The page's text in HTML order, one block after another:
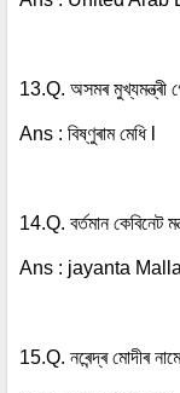
13.Q. অসমৰ মুখ্যমন্ত্ৰী
Ans : বিষ্ণুৰাম মেধি l
14.Q. বৰ্তমান কেবিনেট
Ans : jayanta
15.Q. নৰেন্দ্ৰ মোদীৰ